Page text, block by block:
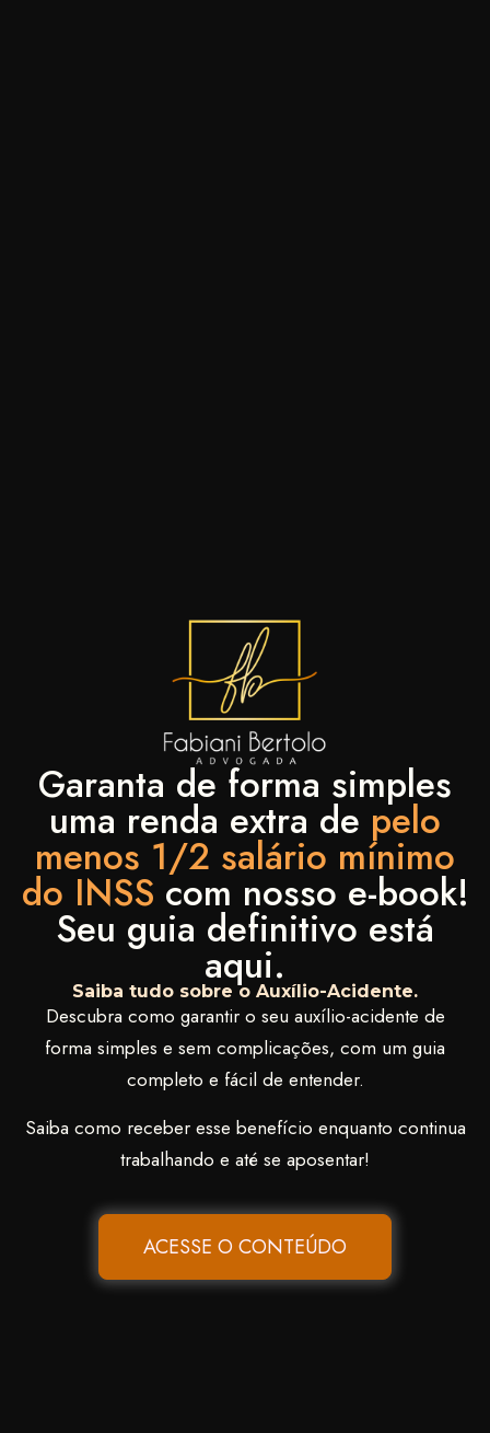
Garanta de forma simples
uma renda extra de pelo
menos 1/2 salário mínimo
do INSS com nosso e-book!
Seu guia definitivo está
aqui.
Saiba tudo sobre o Auxílio-Acidente.
Descubra como garantir o seu auxílio-acidente de
forma simples e sem complicações, com um guia
completo e fácil de entender.
Saiba como receber esse benefício enquanto continua
trabalhando e até se aposentar!
ACESSE O CONTEÚDO